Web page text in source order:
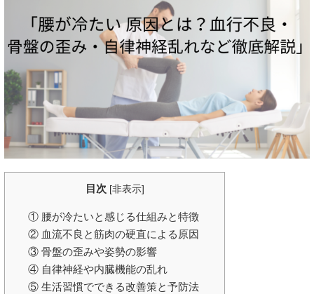
目次 [非表示]
① 腰が冷たいと感じる仕組みと特徴
② 血流不良と筋肉の硬直による原因
③ 骨盤の歪みや姿勢の影響
④ 自律神経や内臓機能の乱れ
⑤ 生活習慣でできる改善策と予防法